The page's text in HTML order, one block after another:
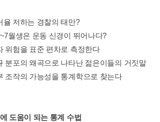
율 저하는 경찰의 태만?
월생은 운동 신경이 뛰어나다?
위험을 표준 편차로 측정한다
분포의 왜곡으로 나타난 젊은이들의 거짓말
조작의 가능성을 통계학으로 찾는다
도움이 되는 통계 수법